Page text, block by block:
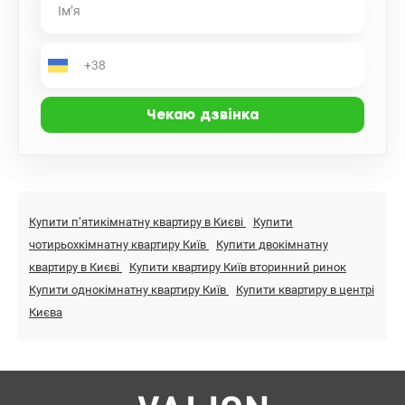
Купити пʼятикімнатну квартиру в Києві
Купити
чотирьохкімнатну квартиру Київ
Купити двокімнатну
квартиру в Києві
Купити квартиру Київ вторинний ринок
Купити однокімнатну квартиру Київ
Купити квартиру в центрі
Києва